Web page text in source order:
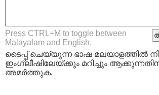
Press CTRL+M to toggle between
Malayalam and English.
ടൈപ്പ്‌ ചെയ്യുന്ന ഭാഷ മലയാളത്തില്‍
ഇംഗ്ലീഷിലേയ്ക്കും മറിച്ചും ആക്കുന്നതിന്
അമര്‍ത്തുക.